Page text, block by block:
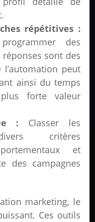
répétitives :
des
sont des
peut
ainsi du temps
forte valeur
: Classer les
critères
et
des campagnes
marketing, le
Ces outils